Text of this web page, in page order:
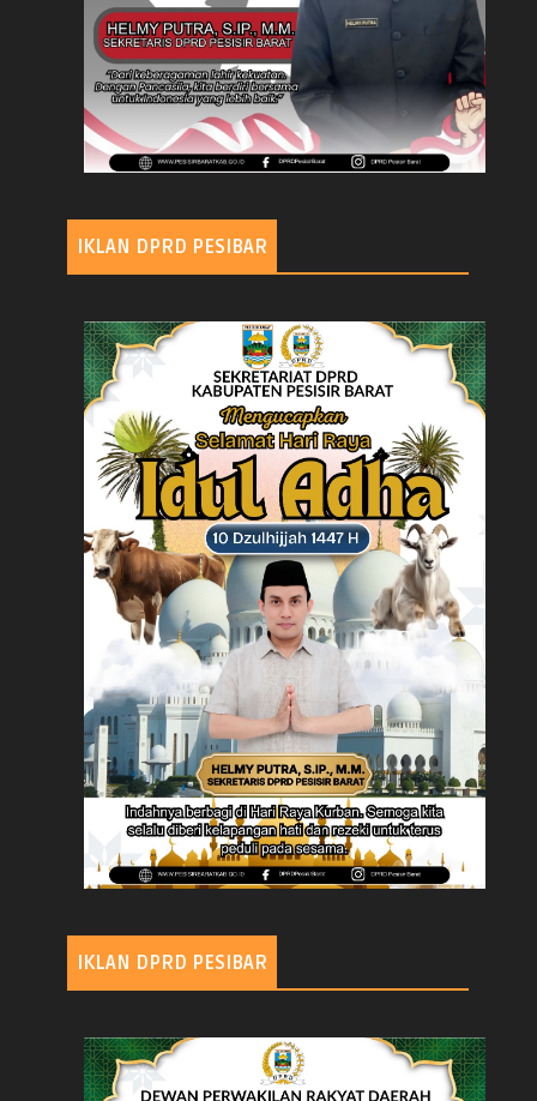
IKLAN DPRD PESIBAR
IKLAN DPRD PESIBAR